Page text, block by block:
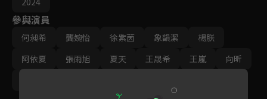
參與演員
何昶希 龔婉怡 徐紫茵 象韻潔
楊朕
阿依夏
張雨旭 夏天 王晟希 王嵐
向昕